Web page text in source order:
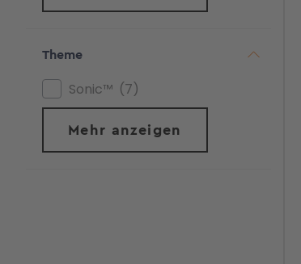
Theme
Sonic™ 7
Mehr anzeigen